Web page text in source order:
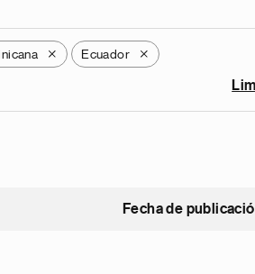
X Ecuador X
Fecha de